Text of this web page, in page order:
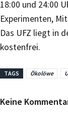
18:00 und 24:00
Experimenten,
Das UFZ liegt in
kostenfrei.
TAGS Ökolöwe
Keine